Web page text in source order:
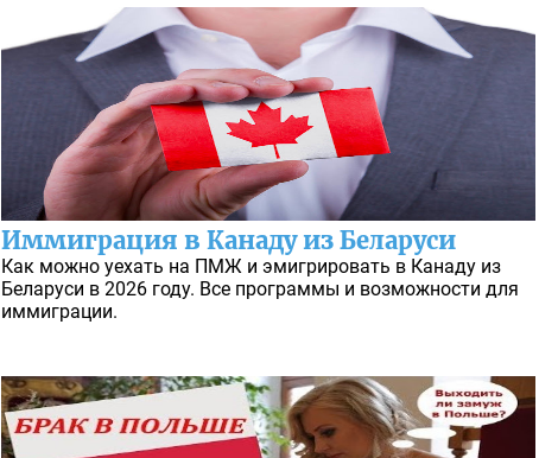
Иммиграция в Канаду из Беларуси
Как можно уехать на ПМЖ и эмигрировать в Канаду из
Беларуси в 2026 году. Все программы и возможности для
иммиграции.